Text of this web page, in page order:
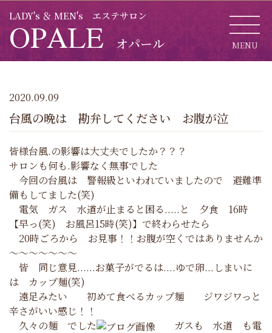
LADY's ＆ MEN's エステサロン
OPALE オパール MENU
2020.09.09
台風の晩は 勘弁してください お腹が泣
皆様台風.の影響は大丈夫でしたか？？？
サロンも何も.影響なく無事でした
今回の台風は 警報級といわれていましたので 避難準
備もしてました(笑)
電気 ガス 水道が止まると困る.....と 夕食 16時
【早っ(笑) お風呂15時(笑)】で終わらせたら
20時ごろから お見事！！お腹が空くではありませんか
～～～～～～～
皆 同じ意見......お菓子がでるは....ゆで卵...しまいに
は カップ麺(笑)
遠足みたい 初めて食べるカップ麺 ジワジワっと
辛さがいい感じ！！
久々の麺 でした
ガスも 水道 も電